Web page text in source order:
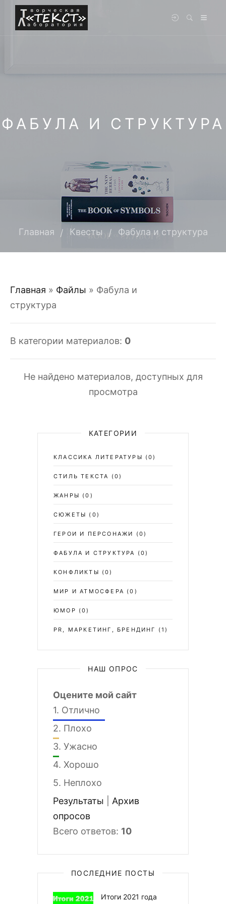
ФАБУЛА И СТРУКТУРА
Главная Квесты Фабула и структура
Главная » Файлы » Фабула и
структура
В категории материалов: 0
Не найдено материалов, доступных для
просмотра
КАТЕГОРИИ
КЛАССИКА ЛИТЕРАТУРЫ (0)
СТИЛЬ ТЕКСТА (0)
ЖАНРЫ (0)
СЮЖЕТЫ (0)
ГЕРОИ И ПЕРСОНАЖИ (0)
ФАБУЛА И СТРУКТУРА (0)
КОНФЛИКТЫ (0)
МИР И АТМОСФЕРА (0)
ЮМОР (0)
PR, МАРКЕТИНГ, БРЕНДИНГ (1)
НАШ ОПРОС
Оцените мой сайт
1. Отлично
2. Плохо
3. Ужасно
4. Хорошо
5. Неплохо
Результаты
Архив
опросов
Всего ответов: 10
ПОСЛЕДНИЕ ПОСТЫ
Итоги 2021 года